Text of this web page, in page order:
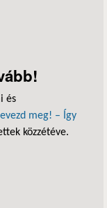
és
meg! – Így
közzétéve.